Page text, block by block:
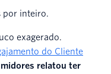
por inteiro.
exagerado.
do Cliente
relatou ter